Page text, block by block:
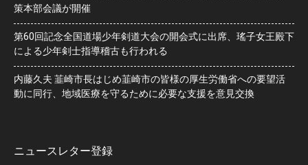
策本部会議が開催
第60回記念全国道場少年剣道大会の開会式に出席、瑤子女王殿下
による少年剣士指導稽古も行われる
内藤久夫 韮崎市長はじめ韮崎市の皆様の厚生労働省への要望活
動に同行、地域医療を守るために必要な支援を意見交換
ニュースレター登録